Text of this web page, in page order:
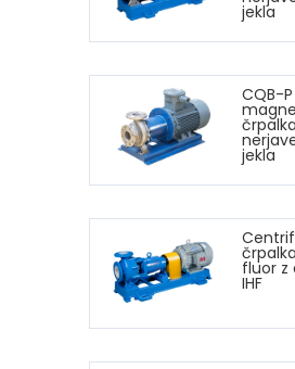
jekla
CQB-P
jekla
fluor z
IHF